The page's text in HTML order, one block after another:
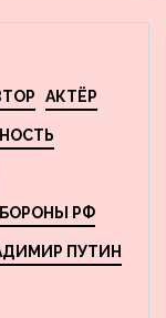
АКТЁР
РФ
ПУТИН